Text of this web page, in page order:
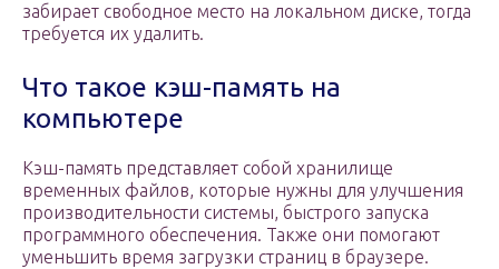
забирает свободное место на локальном диске, тогда
требуется их удалить.
Что такое кэш-память на
компьютере
Кэш-память представляет собой хранилище
временных файлов, которые нужны для улучшения
производительности системы, быстрого запуска
программного обеспечения. Также они помогают
уменьшить время загрузки страниц в браузере.